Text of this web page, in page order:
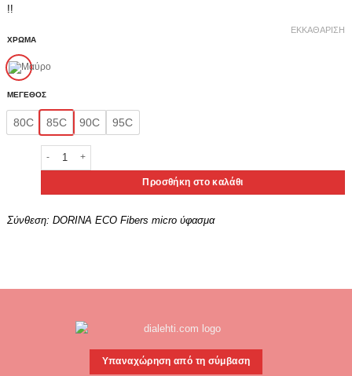
!!
ΧΡΩΜΑ
ΜΕΓΕΘΟΣ
80C 85C 90C 95C
ΕΚΚΑΘΆΡΙΣΗ
Dorina Γυναικείο Μαγιό Στράπλες Σουτιέν 'Bole' Cup C Κωδ.
Προσθήκη στο καλάθι
Σύνθεση: DORINA ECO Fibers micro ύφασμα
Υπαναχώρηση από τη σύμβαση